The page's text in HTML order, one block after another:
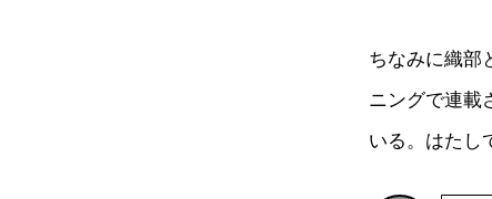
ちなみに織部
ニングで連載
いる。はたし